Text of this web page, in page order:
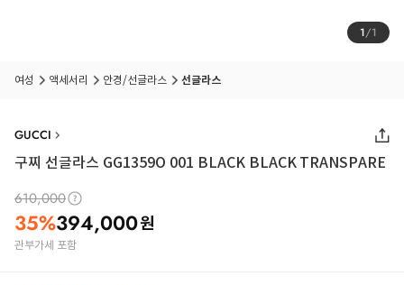
1/1
여성 액세서리 안경/선글라스 선글라스
GUCCI
구찌 선글라스 GG1359O 001 BLACK BLACK TRANSPARE
610,000
35%394,000원
관부가세 포함